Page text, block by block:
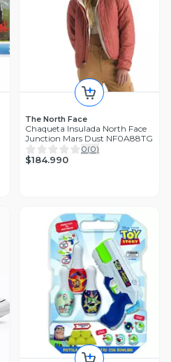
The North Face
Chaqueta Insulada North Face
Junction Mars Dust NF0A88TG
0(0)
$184.990